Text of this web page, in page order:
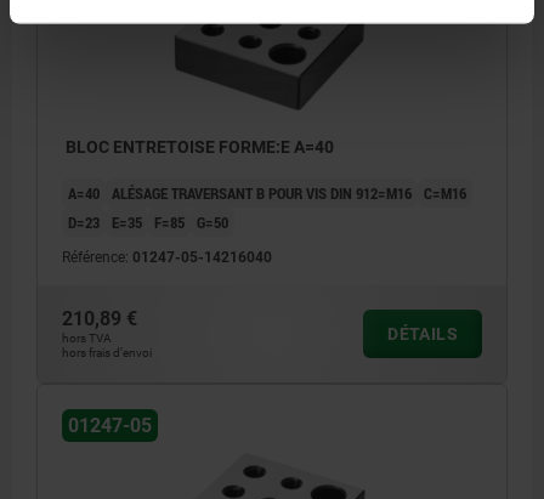
BLOC ENTRETOISE FORME:E A=40
A=40 ALÉSAGE TRAVERSANT B POUR VIS DIN 912=M16
C=M16
D=23
E=35 F=85 G=50
Référence: 01247-05-14216040
210,89 €
hors TVA
hors frais d’envoi
DÉTAILS
01247-05